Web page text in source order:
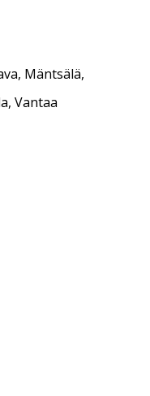
Mäntsälä,
Vantaa